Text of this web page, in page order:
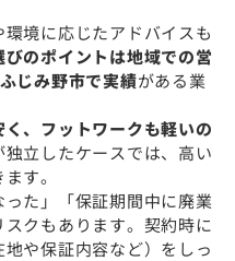
境に応じたアドバイスも
びのポイントは地域での営
じみ野市で実績がある業
、フットワークも軽いの
立したケースでは、高い
す。
た」「保証期間中に廃業
クもあります。契約時に
や保証内容など）をしっ